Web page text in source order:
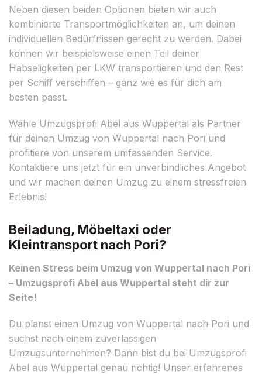
Neben diesen beiden Optionen bieten wir auch
kombinierte Transportmöglichkeiten an, um deinen
individuellen Bedürfnissen gerecht zu werden. Dabei
können wir beispielsweise einen Teil deiner
Habseligkeiten per LKW transportieren und den Rest
per Schiff verschiffen – ganz wie es für dich am
besten passt.
Wähle Umzugsprofi Abel aus Wuppertal als Partner
für deinen Umzug von Wuppertal nach Pori und
profitiere von unserem umfassenden Service.
Kontaktiere uns jetzt für ein unverbindliches Angebot
und wir machen deinen Umzug zu einem stressfreien
Erlebnis!
Beiladung, Möbeltaxi oder
Kleintransport nach Pori?
Keinen Stress beim Umzug von Wuppertal nach Pori
– Umzugsprofi Abel aus Wuppertal steht dir zur
Seite!
Du planst einen Umzug von Wuppertal nach Pori und
suchst nach einem zuverlässigen
Umzugsunternehmen? Dann bist du bei Umzugsprofi
Abel aus Wuppertal genau richtig! Unser erfahrenes